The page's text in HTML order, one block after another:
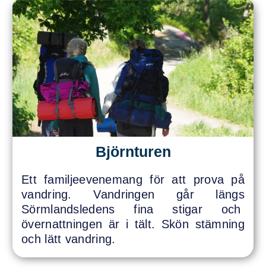
Björnturen
Ett familjeevenemang för att prova på
vandring. Vandringen går längs
Sörmlandsledens fina stigar och
övernattningen är i tält. Skön stämning
och lätt vandring.